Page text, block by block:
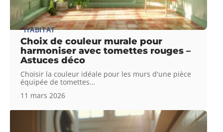
HABITAT
Choix de couleur murale pour
harmoniser avec tomettes rouges –
Astuces déco
Choisir la couleur idéale pour les murs d'une pièce
équipée de tomettes…
11 mars 2026